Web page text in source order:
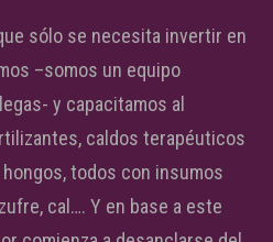
sólo se necesita invertir en
–somos un equipo
y capacitamos al
caldos terapéuticos
todos con insumos
cal…. Y en base a este